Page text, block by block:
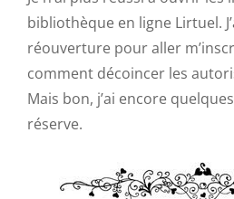
bibliothèque en ligne Lirtuel.
réouverture pour aller
comment décoincer les
Mais bon, j’ai encore
réserve.